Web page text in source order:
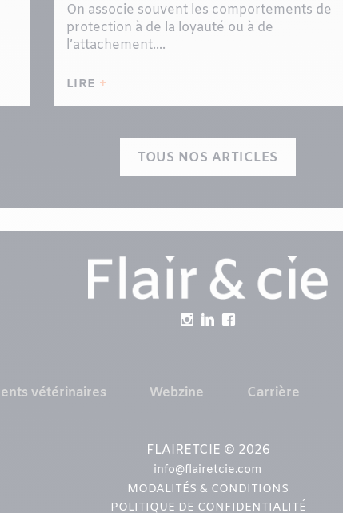
On associe souvent les comportements de
protection à de la loyauté ou à de
l’attachement....
LIRE
TOUS NOS ARTICLES
vétérinaires Webzine Carrière
MODALITÉS & CONDITIONS
POLITIQUE DE CONFIDENTIALITÉ
FLAIRETCIE © 2026
info@flairetcie.com